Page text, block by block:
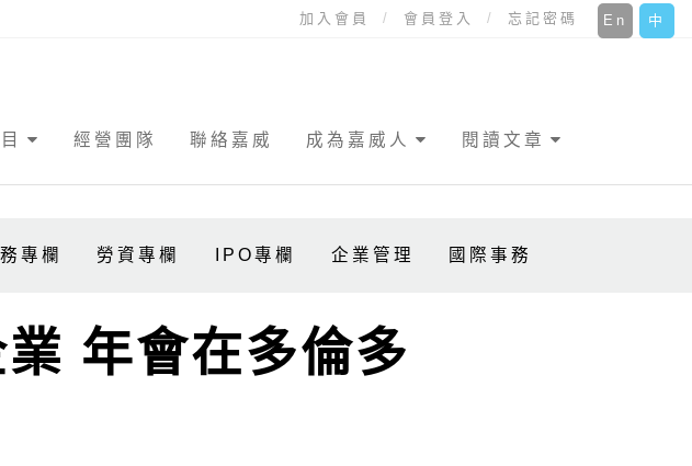
中
En
加入會員 會員登入 忘記密碼
經營團隊 聯絡嘉威 成為嘉威人 閱讀文章
專欄 勞資專欄 IPO專欄 企業管理 國際事務
年會在多倫多